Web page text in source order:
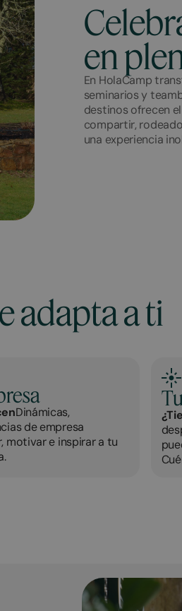
en
En HolaCamp
seminarios y
destinos ofrecen
compartir,
una experiencia
adapta a ti
Dinámicas,
de empresa
motivar e inspirar a tu